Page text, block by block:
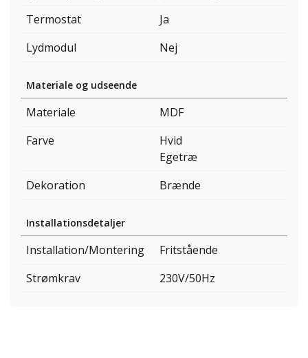
Termostat
Ja
Lydmodul
Nej
Materiale og udseende
Materiale
MDF
Farve
Hvid
Egetræ
Dekoration
Brænde
Installationsdetaljer
Installation/Montering
Fritstående
Strømkrav
230V/50Hz